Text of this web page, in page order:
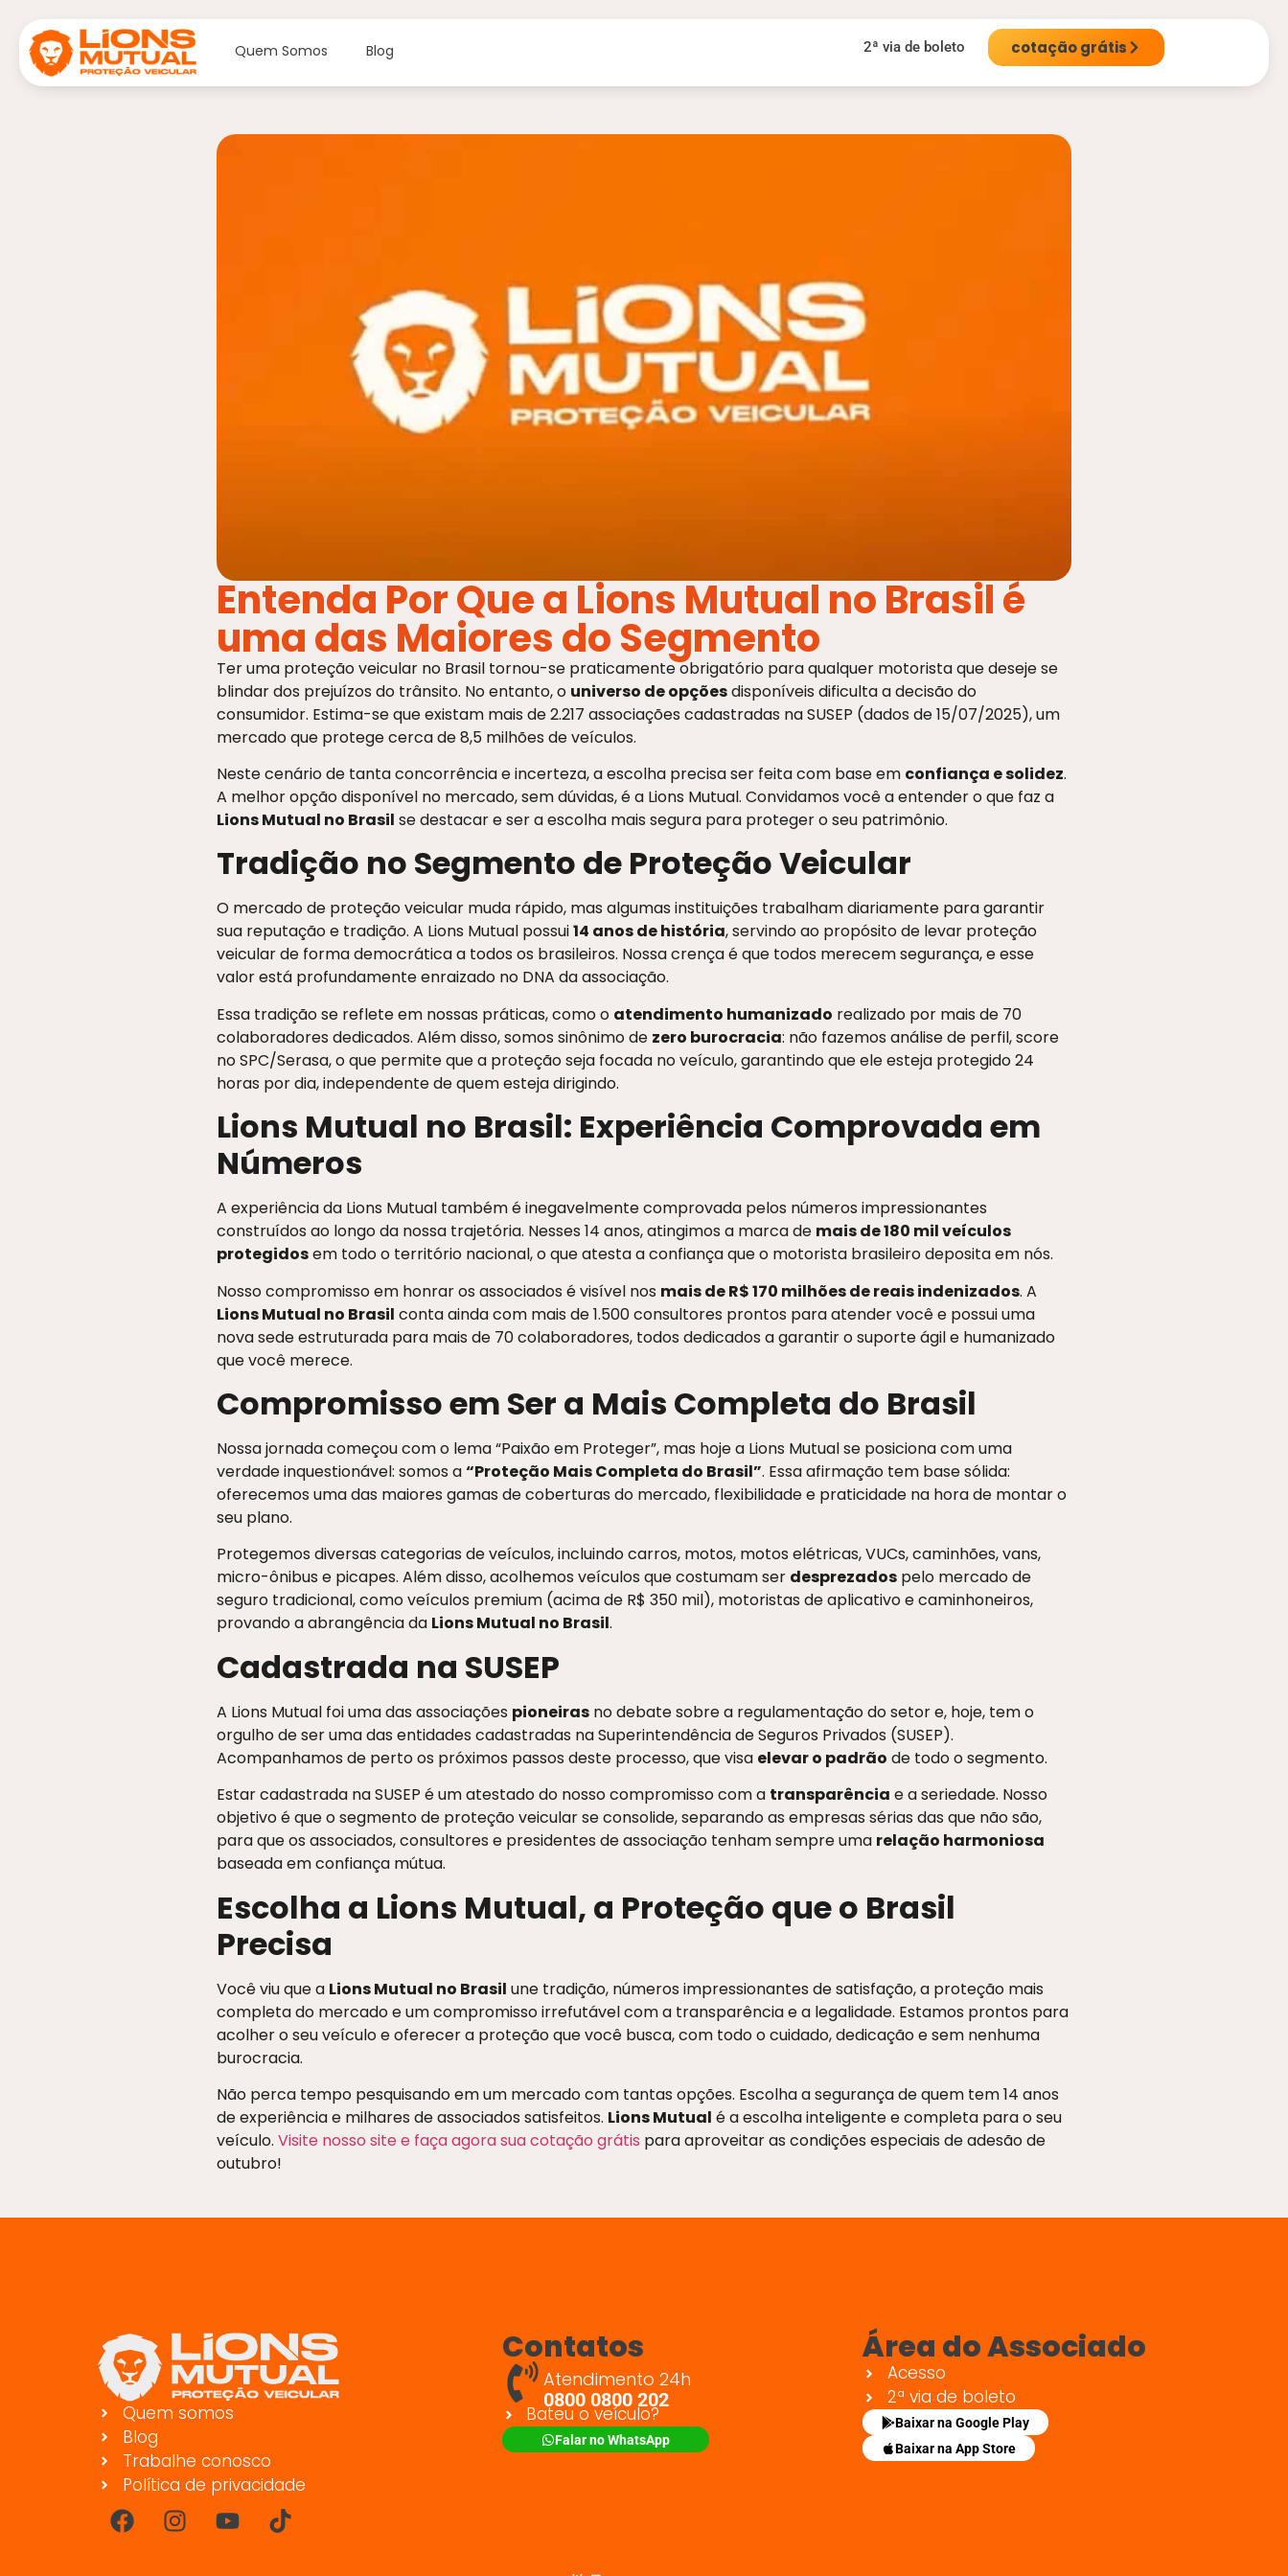
Quem Somos Blog 2ª via de boleto cotação grátis
Entenda Por Que a Lions Mutual no Brasil é
uma das Maiores do Segmento
Ter uma proteção veicular no Brasil tornou-se praticamente obrigatório para qualquer motorista que deseje se
blindar dos prejuízos do trânsito. No entanto, o universo de opçõesdisponíveis dificulta a decisão do
consumidor. Estima-se que existam mais de 2.217 associações cadastradas na SUSEP (dados de 15/07/2025), um
mercado que protege cerca de 8,5 milhões de veículos.
Neste cenário de tanta concorrência e incerteza, a escolha precisa ser feita com base em confiança e solidez.
A melhor opção disponível no mercado, sem dúvidas, é a Lions Mutual. Convidamos você a entender o que faz a
Lions Mutual no Brasil se destacar e ser a escolha mais segura para proteger o seu patrimônio.
Tradição no Segmento de Proteção Veicular
O mercado de proteção veicular muda rápido, mas algumas instituições trabalham diariamente para garantir
sua reputação e tradição. A Lions Mutual possui14 anos de história, servindo ao propósito de levar proteção
veicular de forma democrática a todos os brasileiros. Nossa crença é que todos merecem segurança, e esse
valor está profundamente enraizado no DNA da associação.
Essa tradição se reflete em nossas práticas, como o atendimento humanizado realizado por mais de 70
colaboradores dedicados. Além disso, somos sinônimo de zero burocracia: não fazemos análise de perfil, score
no SPC/Serasa, o que permite que a proteção seja focada no veículo, garantindo que ele esteja protegido 24
horas por dia, independente de quem esteja dirigindo.
Lions Mutual no Brasil: Experiência Comprovada em
Números
A experiência da Lions Mutual também é inegavelmente comprovada pelos números impressionantes
construídos ao longo da nossa trajetória. Nesses 14 anos, atingimos a marca de mais de 180 mil veículos
protegidosem todo o território nacional, o que atesta a confiança que o motorista brasileiro deposita em nós.
Nosso compromisso em honrar os associados é visível nos mais de R$ 170 milhões de reais indenizados. A
Lions Mutual no Brasil conta ainda com mais de 1.500 consultores prontos para atender você e possui uma
nova sede estruturada para mais de 70 colaboradores, todos dedicados a garantir o suporte ágil e humanizado
que você merece.
Compromisso em Ser a Mais Completa do Brasil
Nossa jornada começou com o lema “Paixão em Proteger”, mas hoje a Lions Mutual se posiciona com uma
verdade inquestionável: somos a“Proteção Mais Completa do Brasil”. Essa afirmação tem base sólida:
oferecemos uma das maiores gamas de coberturas do mercado, flexibilidade e praticidade na hora de montar o
seu plano.
Protegemos diversas categorias de veículos, incluindo carros, motos, motos elétricas, VUCs, caminhões, vans,
micro-ônibus e picapes. Além disso, acolhemos veículos que costumam ser desprezadospelo mercado de
seguro tradicional, como veículos premium (acima de R$ 350 mil), motoristas de aplicativo e caminhoneiros,
provando a abrangência da Lions Mutual no Brasil.
Cadastrada na SUSEP
A Lions Mutual foi uma das associações pioneirasno debate sobre a regulamentação do setor e, hoje, tem o
orgulho de ser uma das entidades cadastradas na Superintendência de Seguros Privados (SUSEP).
Acompanhamos de perto os próximos passos deste processo, que visa elevar o padrão de todo o segmento.
Estar cadastrada na SUSEP é um atestado do nosso compromisso com a transparência e a seriedade. Nosso
objetivo é que o segmento de proteção veicular se consolide, separando as empresas sérias das que não são,
para que os associados, consultores e presidentes de associação tenham sempre uma relação harmoniosa
baseada em confiança mútua.
Escolha a Lions Mutual, a Proteção que o Brasil
Precisa
Você viu que a Lions Mutual no Brasil une tradição, números impressionantes de satisfação, a proteção mais
completa do mercado e um compromisso irrefutável com a transparência e a legalidade. Estamos prontos para
acolher o seu veículo e oferecer a proteção que você busca, com todo o cuidado, dedicação e sem nenhuma
burocracia.
Não perca tempo pesquisando em um mercado com tantas opções. Escolha a segurança de quem tem 14 anos
de experiência e milhares de associados satisfeitos. Lions Mutual é a escolha inteligente e completa para o seu
veículo. Visite nosso site e faça agora sua cotação grátis para aproveitar as condições especiais de adesão de
outubro!
Quem somos
Blog
Trabalhe conosco
Política de privacidade
Contatos
Atendimento 24h
0800 0800 202
Bateu o veículo?
Falar no WhatsApp
Área do Associado
Acesso
2ª via de boleto
Baixar na Google Play
Baixar na App Store